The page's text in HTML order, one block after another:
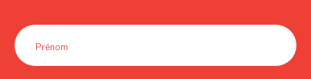
Communiquez
avec
nous